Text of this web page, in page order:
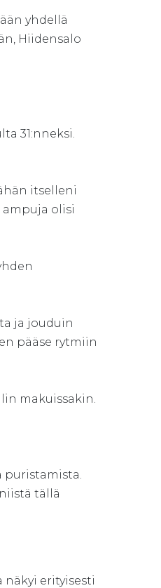
yhdellä
Hiidensalo
31:nneksi.
itselleni
olisi
ja jouduin
pääse rytmiin
makuissakin.
puristamista.
tällä
näkyi erityisesti